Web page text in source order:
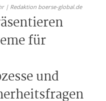
| Redaktion boerse-global.de
für
und